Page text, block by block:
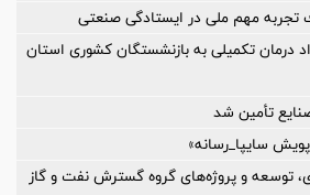
تجربه مهم ملی در ایستادگی صنعتی
درمان تکمیلی به بازنشستگان کشوری استان
توسعه و پروژه‌های گروه گسترش نفت و گاز